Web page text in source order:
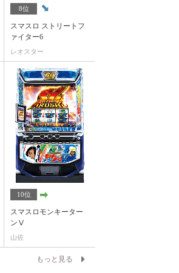
8位
スマスロ ストリートフ
ァイター6
レオスター
10位
スマスロモンキーター
ンⅤ
山佐
もっと見る